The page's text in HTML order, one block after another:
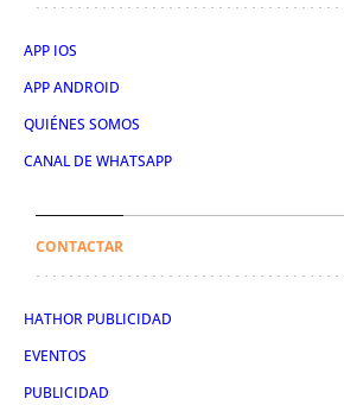
APP IOS
APP ANDROID
QUIÉNES SOMOS
CANAL DE WHATSAPP
CONTACTAR
HATHOR PUBLICIDAD
EVENTOS
PUBLICIDAD